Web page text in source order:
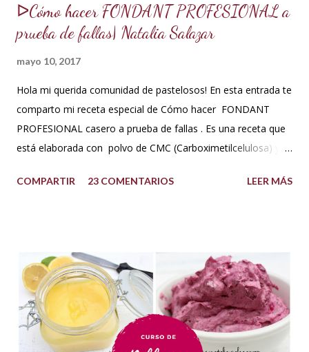
ᐅCómo hacer FONDANT PROFESIONAL a
prueba de fallas| Natalia Salazar
mayo 10, 2017
Hola mi querida comunidad de pastelosos! En esta entrada te
comparto mi receta especial de Cómo hacer FONDANT
PROFESIONAL casero a prueba de fallas . Es una receta que
está elaborada con polvo de CMC (Carboximetilcelulosa) y
que le aportan a la masa elasticidad, firmeza y le ayudan a
maíz o miel de Karo (1/2 taza). Y para climas cálidos usar
Glucosa, la misma cantidad. *7.5 ml de CMC o Tylose *2.5
ml de goma Xantana (Xanthan gum) *1 cucharada de 15 ml
de manteca blanca hidrogenada tipo Crisco o 10 gramos *75
ml de agua o 5 cucharadas de 15 ml *Esencia de almendras
COMPARTIR 23 COMENTARIOS LEER MÁS